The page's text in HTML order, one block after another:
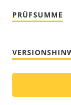
PRÜFSUMME